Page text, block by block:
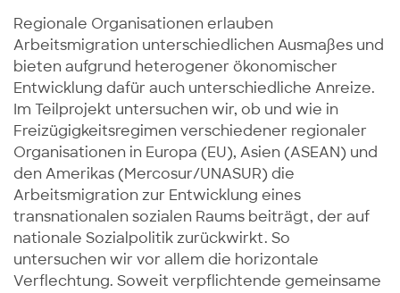
Regionale Organisationen erlauben
Arbeitsmigration unterschiedlichen Ausmaßes und
bieten aufgrund heterogener ökonomischer
Entwicklung dafür auch unterschiedliche Anreize.
Im Teilprojekt untersuchen wir, ob und wie in
Freizügigkeitsregimen verschiedener regionaler
Organisationen in Europa (EU), Asien (ASEAN) und
den Amerikas (Mercosur/UNASUR) die
Arbeitsmigration zur Entwicklung eines
transnationalen sozialen Raums beiträgt, der auf
nationale Sozialpolitik zurückwirkt. So
untersuchen wir vor allem die horizontale
Verflechtung. Soweit verpflichtende gemeinsame